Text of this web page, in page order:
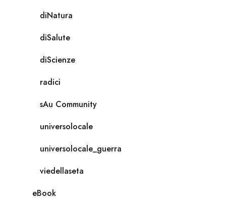
diNatura
diSalute
diScienze
radici
sAu Community
universolocale
universolocale_guerra
viedellaseta
eBook